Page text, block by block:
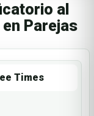
al
Parejas
Times